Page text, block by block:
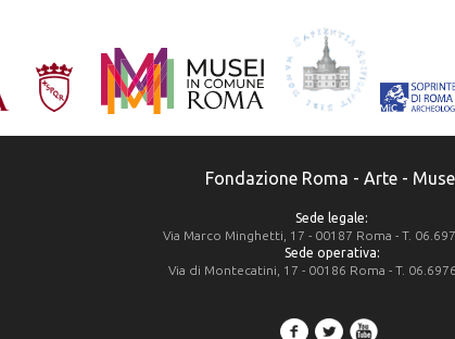
Fondazione Roma - Arte -
Sede legale:
Via Marco Minghetti, 17 - 00187 Roma - T.
Sede operativa:
Via di Montecatini, 17 - 00186 Roma - T.